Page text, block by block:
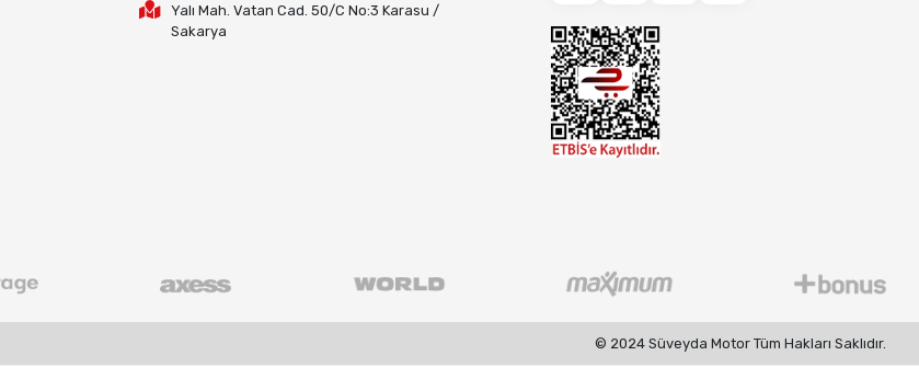
Yalı Mah. Vatan Cad. 50/C No:3 Karasu /
Sakarya
© 2024 Süveyda Motor Tüm Hakları Saklıdır.